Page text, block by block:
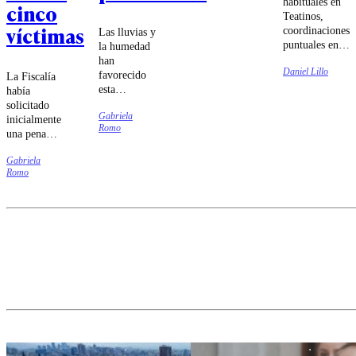
cinco
víctimas
La Fiscalía
había
solicitado
inicialmente
una pena
los 50 años
de prisión
conjunto de
Gabriela
Romo
Las lluvias y
la humedad
han
favorecido
esta
que podría
intensificarse
Gabriela
Romo
Teatinos,
coordinaciones
puntuales en
un PDG cada
Daniel Lillo